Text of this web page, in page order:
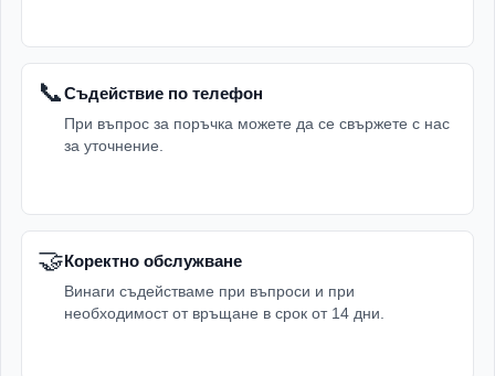
📞Съдействие по телефон
При въпрос за поръчка можете да се свържете с нас
за уточнение.
🤝Коректно обслужване
Винаги съдействаме при въпроси и при
необходимост от връщане в срок от 14 дни.